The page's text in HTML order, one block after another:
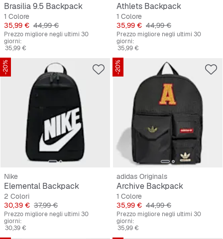
Brasilia 9.5 Backpack
1 Colore
Prezzo
35,99 € Prezzo originale
44,99 €
Prezzo migliore negli ultimi 30
giorni:
35,99 €
Athlets Backpack
1 Colore
Prezzo
35,99 € Prezzo originale
44,99 €
Prezzo migliore negli ultimi 30
giorni:
35,99 €
-20%
Nike
Elemental Backpack
2 Colori
Prezzo
30,39 € Prezzo originale
37,99 €
Prezzo migliore negli ultimi 30
giorni:
30,39 €
-20%
adidas Originals
Archive Backpack
1 Colore
Prezzo
35,99 € Prezzo originale
44,99 €
Prezzo migliore negli ultimi 30
giorni:
35,99 €